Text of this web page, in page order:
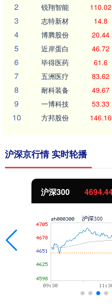
2 锐翔智能 110.02
3 志特新材 14.8
4 博腾股份 20.44
5 近岸蛋白 46.72
6 毕得医药 61.6
7 五洲医疗 83.62
8 耐科装备 49.67
9 一博科技 53.33
10 方邦股份 146.16
沪深京行情 实时轮播
北证50